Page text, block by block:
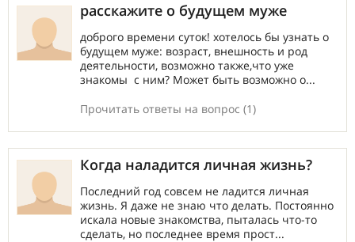
расскажите о будущем муже
доброго времени суток! хотелось бы узнать о
будущем муже: возраст, внешность и род
деятельности, возможно также,что уже
знакомы с ним? Может быть возможно о...
Прочитать ответы на вопрос (1)
Когда наладится личная жизнь?
Последний год совсем не ладится личная
жизнь. Я даже не знаю что делать. Постоянно
искала новые знакомства, пыталась что-то
сделать, но последнее время прост...